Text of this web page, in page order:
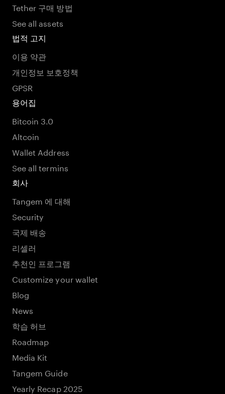
Tether 구매 방법
See all assets
법적 고지
이용 약관
개인정보 보호정책
GPSR
용어집
Bitcoin 3.0
Altcoin
Wallet Address
See all termins
회사
Tangem 에 대해
Security
국제 배송
리셀러
추천인 프로그램
Customize your wallet
Blog
News
학습 허브
Roadmap
Media Kit
Tangem Guide
Yearly Recap 2025